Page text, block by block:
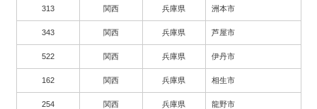
313 関西 兵庫県 洲本市
343 関西 兵庫県 芦屋市
522 関西 兵庫県 伊丹市
162 関西 兵庫県 相生市
254 関西 兵庫県 龍野市